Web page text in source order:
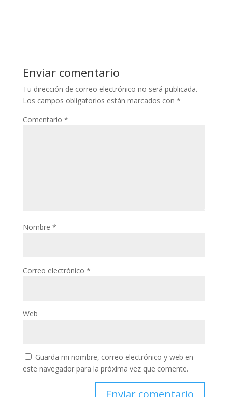
Enviar comentario
Tu dirección de correo electrónico no será publicada.
Los campos obligatorios están marcados con *
Comentario *
Nombre *
Correo electrónico *
Web
Guarda mi nombre, correo electrónico y web en
este navegador para la próxima vez que comente.